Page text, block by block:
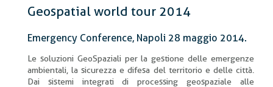
Geospatial world tour 2014
Emergency Conference, Napoli 28 maggio 2014.
Le soluzioni GeoSpaziali per la gestione delle emergenze
ambientali, la sicurezza e difesa del territorio e delle città.
Dai sistemi integrati di processing geospaziale alle